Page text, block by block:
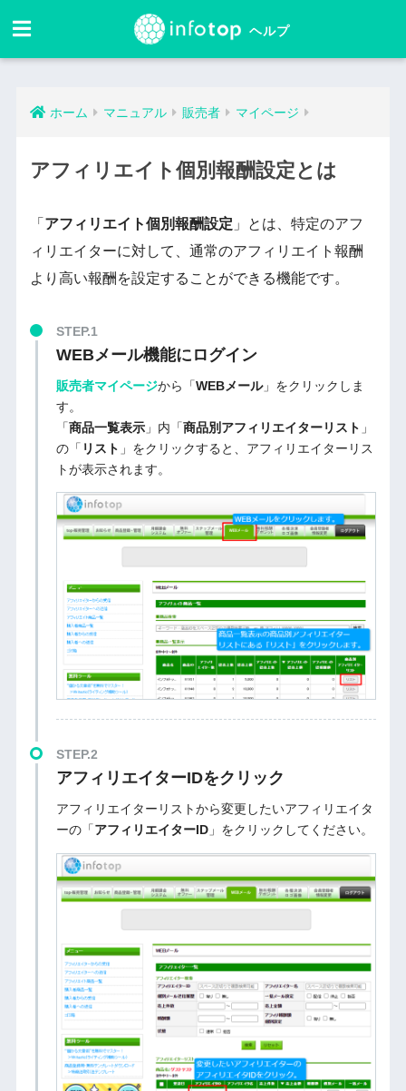
ホーム マニュアル 販売者 マイページ
アフィリエイト個別報酬設定とは
「 アフィリエイト個別報酬設定 」とは、特定のアフ
ィリエイターに対して、通常のアフィリエイト報酬
より高い報酬を設定することができる機能です。
STEP.1
WEBメール機能にログイン
販売者マイページから「WEBメール」をクリックしま
す。
「商品一覧表示」内「商品別アフィリエイターリスト 」
の「 リスト 」をクリックすると、アフィリエイターリス
トが表示されます。
STEP.2
アフィリエイターIDをクリック
アフィリエイターリストから変更したいアフィリエイタ
ーの「アフィリエイターID」をクリックしてください。